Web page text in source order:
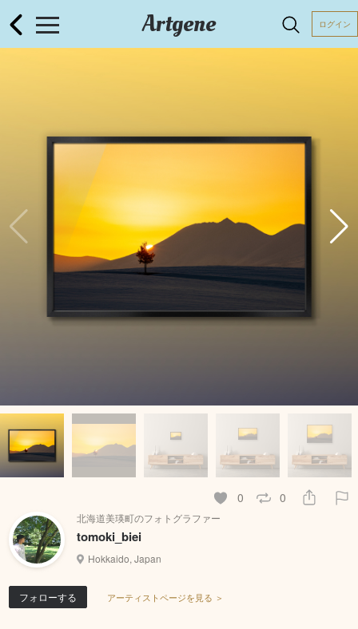
Artgene ログイン
0 0
北海道美瑛町のフォトグラファー
tomoki_biei
Hokkaido, Japan
フォローする アーティストページを見る ＞